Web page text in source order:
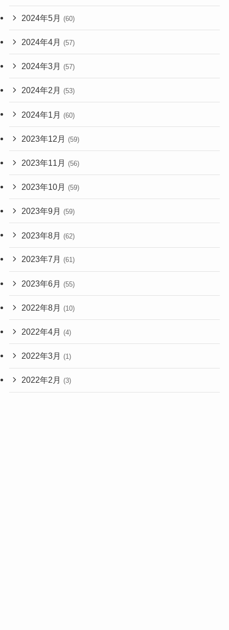
2024年5月 (60)
2024年4月 (57)
2024年3月 (57)
2024年2月 (53)
2024年1月 (60)
2023年12月 (59)
2023年11月 (56)
2023年10月 (59)
2023年9月 (59)
2023年8月 (62)
2023年7月 (61)
2023年6月 (55)
2022年8月 (10)
2022年4月 (4)
2022年3月 (1)
2022年2月 (3)